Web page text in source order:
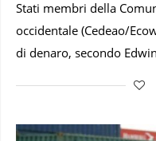
Stati membri della
occidentale (Cedeao/
di denaro, secondo